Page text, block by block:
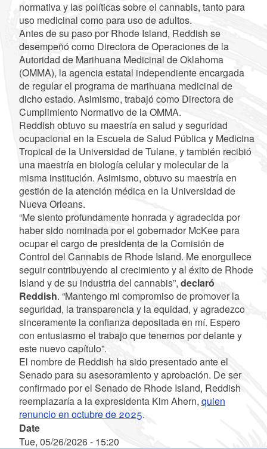
normativa y las políticas sobre el cannabis, tanto para
uso medicinal como para uso de adultos.
Antes de su paso por Rhode Island, Reddish se
desempeñó como Directora de Operaciones de la
Autoridad de Marihuana Medicinal de Oklahoma
(OMMA), la agencia estatal independiente encargada
de regular el programa de marihuana medicinal de
dicho estado. Asimismo, trabajó como Directora de
Cumplimiento Normativo de la OMMA.
Reddish obtuvo su maestría en salud y seguridad
ocupacional en la Escuela de Salud Pública y Medicina
Tropical de la Universidad de Tulane, y también recibió
una maestría en biología celular y molecular de la
misma institución. Asimismo, obtuvo su maestría en
gestión de la atención médica en la Universidad de
Nueva Orleans.
“Me siento profundamente honrada y agradecida por
haber sido nominada por el gobernador McKee para
ocupar el cargo de presidenta de la Comisión de
Control del Cannabis de Rhode Island. Me enorgullece
seguir contribuyendo al crecimiento y al éxito de Rhode
Island y de su industria del cannabis”, declaró
Reddish. “Mantengo mi compromiso de promover la
seguridad, la transparencia y la equidad, y agradezco
sinceramente la confianza depositada en mí. Espero
con entusiasmo el trabajo que tenemos por delante y
este nuevo capítulo”.
El nombre de Reddish ha sido presentado ante el
Senado para su asesoramiento y aprobación. De ser
confirmado por el Senado de Rhode Island, Reddish
reemplazaría a la expresidenta Kim Ahern, quien
renuncio en octubre de 2025.
Date
Tue, 05/26/2026 - 15:20